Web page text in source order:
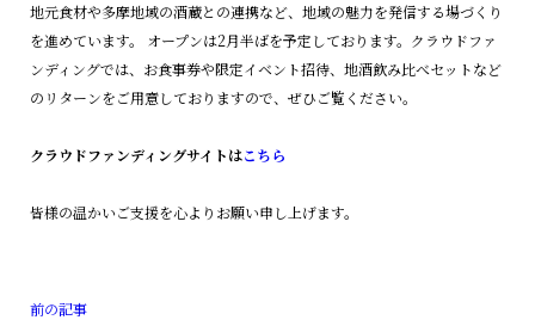
地元食材や多摩地域の酒蔵との連携など、地域の魅力を発信する場づくり
を進めています。 オープンは2月半ばを予定しております。クラウドファ
ンディングでは、お食事券や限定イベント招待、地酒飲み比べセットなど
のリターンをご用意しておりますので、ぜひご覧ください。
クラウドファンディングサイトはこちら
皆様の温かいご支援を心よりお願い申し上げます。
前の記事